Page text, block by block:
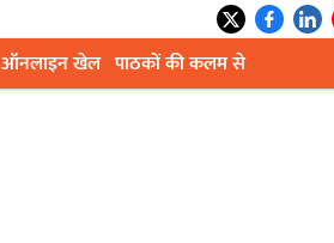
ऑनलाइन खेल पाठकों की कलम से